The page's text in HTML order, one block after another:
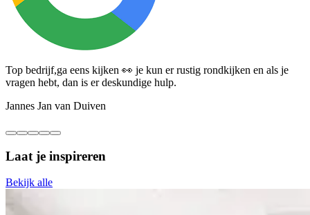
Top bedrijf,ga eens kijken 👀 je kun er rustig rondkijken en als je
vragen hebt, dan is er deskundige hulp.
Jannes Jan van Duiven
Laat je inspireren
Bekijk alle